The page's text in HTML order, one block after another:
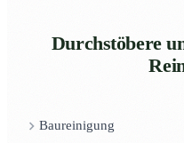
Durchstöbere
Baureinigung